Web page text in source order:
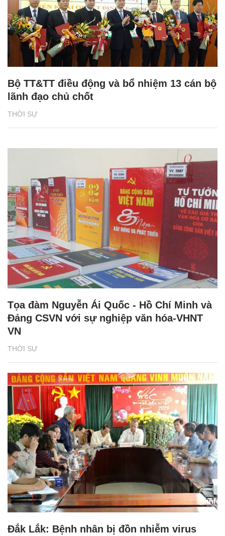
THỜI SỰ
Bộ TT&TT điều động và bổ nhiệm 13 cán bộ
lãnh đạo chủ chốt
THỜI SỰ
Tọa đàm Nguyễn Ái Quốc - Hồ Chí Minh và
Đảng CSVN với sự nghiệp văn hóa-VHNT
VN
Đắk Lắk: Bệnh nhân bị đồn nhiễm virus